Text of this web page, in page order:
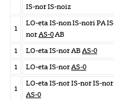
IS-nor IS-noiz
1
LO-eta IS-non IS-nori PA
norAS-0AB
1
LO-eta IS-nor AB AS-0
1
LO-eta IS-norAS-0
1
LO-eta IS-nor IS-nor IS-nor
AS-0